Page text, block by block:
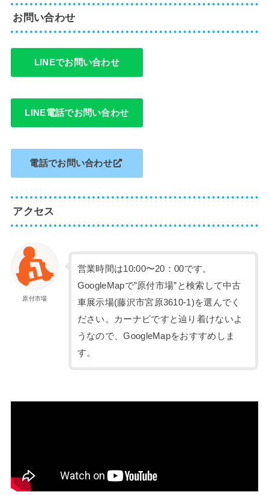
お問い合わせ
LINEでお問い合わせ
LINE電話でお問い合わせ
電話でお問い合わせ
アクセス
原付市場
営業時間は10:00〜20：00です。
GoogleMapで”原付市場”と検索して中古
車展示場(藤沢市宮原3610-1)を選んでく
ださい。カーナビですと辿り着けないよ
うなので、GoogleMapをおすすめしま
す。